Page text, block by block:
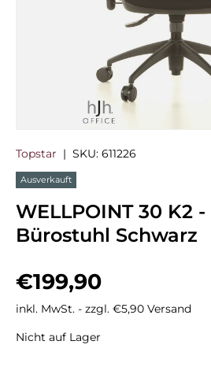
Topstar | SKU: 611226
Ausverkauft
WELLPOINT 30 K2
Bürostuhl Schwarz
Normaler Preis
€199,90
inkl. MwSt. - zzgl. €5,90 Versand
Nicht auf Lager